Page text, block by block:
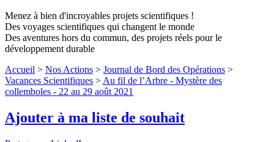
Menez à bien d'incroyables projets scientifiques !
Des voyages scientifiques qui changent le monde
Des aventures hors du commun, des projets réels pour le
développement durable
Accueil > Nos Actions > Journal de Bord des Opérations >
Vacances Scientifiques > Au fil de l’Arbre - Mystère des
collemboles - 22 au 29 août 2021
Ajouter à ma liste de souhait